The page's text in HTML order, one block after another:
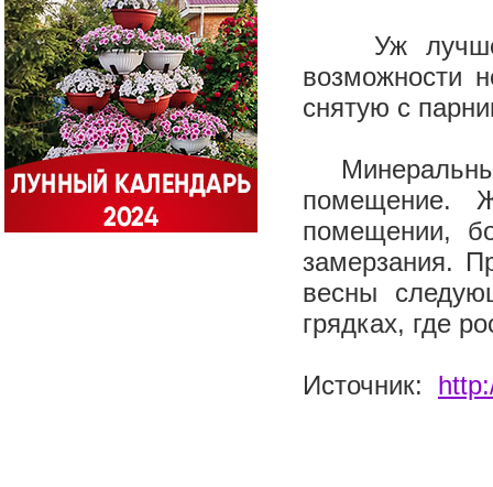
Уж лучше
возможности
снятую с
помещение.
помещении,
замерзания.
весны
грядках, где
Источник: